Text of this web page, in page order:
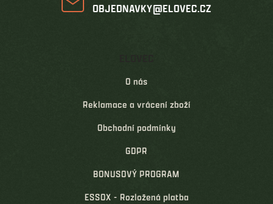
OBJEDNAVKY@ELOVEC.CZ
O nás
Reklamace a vrácení zboží
Obchodní podmínky
GDPR
BONUSOVÝ PROGRAM
ESSOX - Rozložená platba